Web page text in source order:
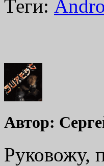
Теги:
Автор:
Руковожу,